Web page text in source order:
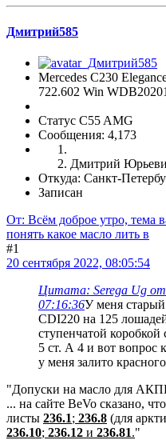
Дмитрий585
Mercedes C230
722.602 Win
Статус C55 AMG
Сообщения: 4,173
Дмитрий
Откуда: Санкт-
Записан
От: Всём доброе утро, тема
понять какое масло лить в
#1
20 сентября 2022, 08:05:54
Цитата: Serega Ug от
07:16:36У меня старый
CDI220 на 125
ступенчатой
5 ст. А 4 и вот вопрос
у меня залито
"Допуски на масло для
... на сайте BeVo сказано,
листы 236.1; 236.8 (для
236.10; 236.12 и 236.81."